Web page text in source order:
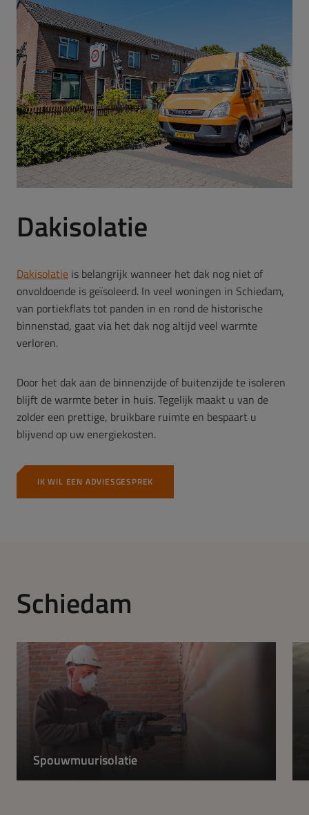
Dakisolatie
Dakisolatie is belangrijk wanneer het dak nog niet of
onvoldoende is geïsoleerd. In veel woningen in Schiedam,
van portiekflats tot panden in en rond de historische
binnenstad, gaat via het dak nog altijd veel warmte
verloren.
Door het dak aan de binnenzijde of buitenzijde te isoleren
blijft de warmte beter in huis. Tegelijk maakt u van de
zolder een prettige, bruikbare ruimte en bespaart u
blijvend op uw energiekosten.
IK WIL EEN ADVIESGESPREK
Schiedam
Spouwmuurisolatie